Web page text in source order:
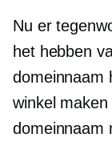
Nu er
het hebben
domeinnaam
winkel
domeinnaam